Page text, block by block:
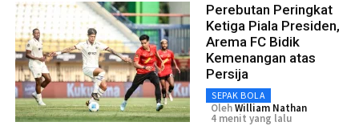
Perebutan Peringkat
Ketiga Piala Presiden,
Arema FC Bidik
Kemenangan atas
Persija
SEPAK BOLA
OlehWilliam Nathan
4 menit yang lalu